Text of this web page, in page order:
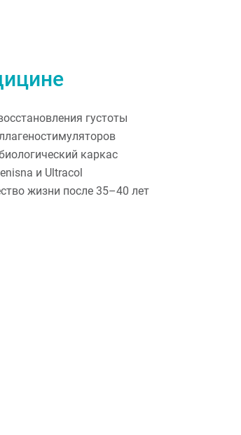
густоты
каркас
и Ultracol
жизни после 35–40 лет